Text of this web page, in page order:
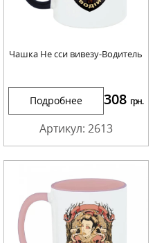
Чашка Не сси вивезу-Водитель
Подробнее 308 грн.
Артикул: 2613